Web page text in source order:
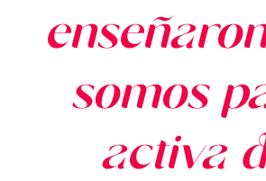
somos
activa